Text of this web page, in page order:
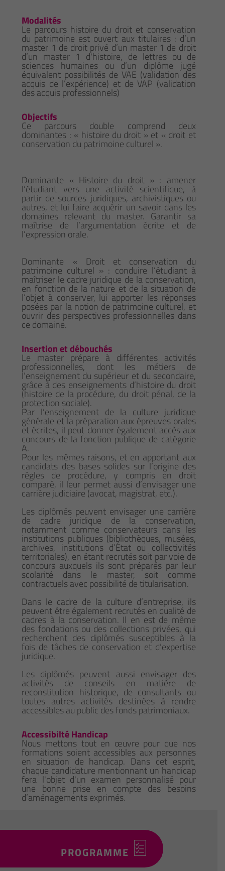
Modalités
Le parcours histoire du droit et conservation
du patrimoine est ouvert aux titulaires : d’un
master 1 de droit privé d’un master 1 de droit
d’un master 1 d'histoire, de lettres ou de
sciences humaines ou d’un diplôme jugé
équivalent possibilités de VAE (validation des
acquis de l’expérience) et de VAP (validation
des acquis professionnels)
Objectifs
Ce parcours double comprend deux
dominantes : « histoire du droit » et « droit et
conservation du patrimoine culturel ».
Dominante « Histoire du droit » : amener
l’étudiant vers une activité scientifique, à
partir de sources juridiques, archivistiques ou
autres, et lui faire acquérir un savoir dans les
domaines relevant du master. Garantir sa
maîtrise de l’argumentation écrite et de
l’expression orale.
Dominante « Droit et conservation du
patrimoine culturel » : conduire l’étudiant à
maîtriser le cadre juridique de la conservation,
en fonction de la nature et de la situation de
l’objet à conserver, lui apporter les réponses
posées par la notion de patrimoine culturel, et
ouvrir des perspectives professionnelles dans
ce domaine.
Insertion et débouchés
Le master prépare à différentes activités
professionnelles, dont les métiers de
l’enseignement du supérieur et du secondaire,
grâce à des enseignements d’histoire du droit
(histoire de la procédure, du droit pénal, de la
protection sociale).
Par l’enseignement de la culture juridique
générale et la préparation aux épreuves orales
et écrites, il peut donner également accès aux
concours de la fonction publique de catégorie
A.
Pour les mêmes raisons, et en apportant aux
candidats des bases solides sur l’origine des
règles de procédure, y compris en droit
comparé, il leur permet aussi d’envisager une
carrière judiciaire (avocat, magistrat, etc.).
Les diplômés peuvent envisager une carrière
de cadre juridique de la conservation,
notamment comme conservateurs dans les
institutions publiques (bibliothèques, musées,
archives, institutions d’État ou collectivités
territoriales), en étant recrutés soit par voie de
concours auxquels ils sont préparés par leur
scolarité dans le master, soit comme
contractuels avec possibilité de titularisation.
Dans le cadre de la culture d’entreprise, ils
peuvent être également recrutés en qualité de
cadres à la conservation. Il en est de même
des fondations ou des collections privées, qui
recherchent des diplômés susceptibles à la
fois de tâches de conservation et d’expertise
juridique.
Les diplômés peuvent aussi envisager des
activités de conseils en matière de
reconstitution historique, de consultants ou
toutes autres activités destinées à rendre
accessibles au public des fonds patrimoniaux.
Accessibilté Handicap
Nous mettons tout en œuvre pour que nos
formations soient accessibles aux personnes
en situation de handicap. Dans cet esprit,
chaque candidature mentionnant un handicap
fera l'objet d'un examen personnalisé pour
une bonne prise en compte des besoins
d’aménagements exprimés.
PROGRAMME